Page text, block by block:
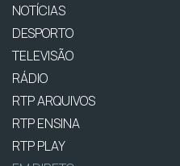
NOTÍCIAS
DESPORTO
TELEVISÃO
RÁDIO
RTP ARQUIVOS
RTP ENSINA
RTP PLAY